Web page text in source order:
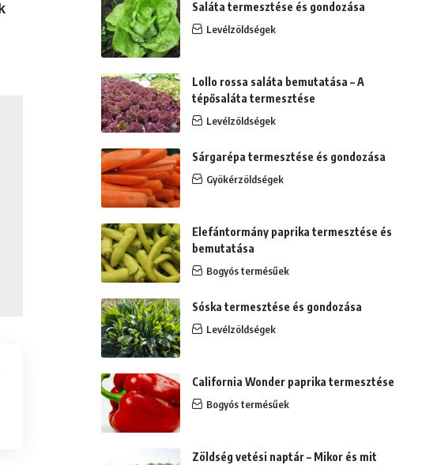
Saláta termesztése és gondozása
Levélzöldségek
Lollo rossa saláta bemutatása – A
tépősaláta termesztése
Levélzöldségek
Sárgarépa termesztése és gondozása
Gyökérzöldségek
Elefántormány paprika termesztése és
bemutatása
Bogyós termésűek
Sóska termesztése és gondozása
Levélzöldségek
California Wonder paprika termesztése
Bogyós termésűek
Zöldség vetési naptár – Mikor és mit